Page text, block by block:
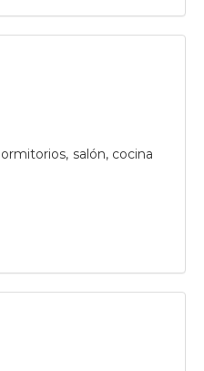
salón, cocina